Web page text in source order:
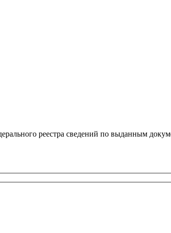
реестра сведений по выданным